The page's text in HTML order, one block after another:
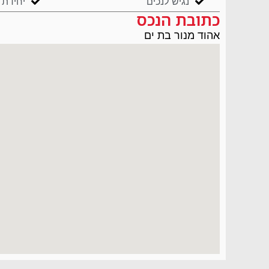
כתובת הנכס
אהוד מנור בת ים